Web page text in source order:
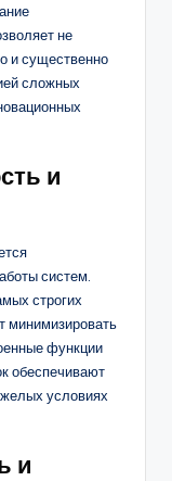
не
и существенно
сложных
и
систем.
строгих
минимизировать
функции
обеспечивают
условиях
и